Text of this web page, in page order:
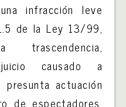
infracción leve
de la Ley 13/99,
causado a
presunta actuación
de espectadores,